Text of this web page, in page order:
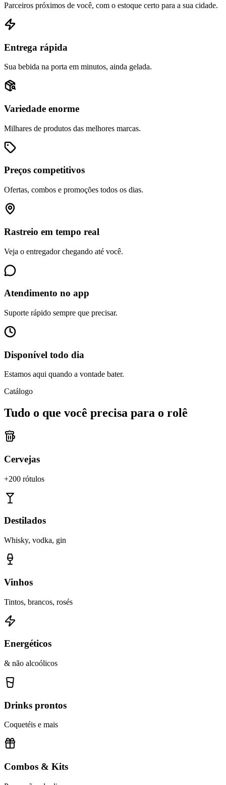
Parceiros próximos de você, com o estoque certo para a sua cidade.
Entrega rápida
Sua bebida na porta em minutos, ainda gelada.
Variedade enorme
Milhares de produtos das melhores marcas.
Preços competitivos
Ofertas, combos e promoções todos os dias.
Rastreio em tempo real
Veja o entregador chegando até você.
Atendimento no app
Suporte rápido sempre que precisar.
Disponível todo dia
Estamos aqui quando a vontade bater.
Catálogo
Tudo o que você precisa para o rolê
Cervejas
+200 rótulos
Destilados
Whisky, vodka, gin
Vinhos
Tintos, brancos, rosés
Energéticos
& não alcoólicos
Drinks prontos
Coquetéis e mais
Combos & Kits